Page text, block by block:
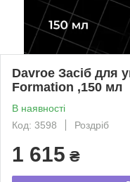
Davroe Засіб для
Formation ,150 мл
В наявності
Код: 3598
Роздріб
1 615 ₴